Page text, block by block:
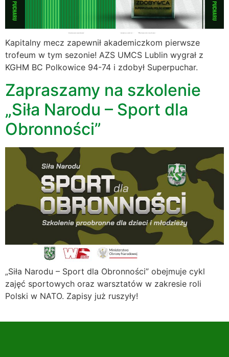
Kapitalny mecz zapewnił akademiczkom pierwsze
trofeum w tym sezonie! AZS UMCS Lublin wygrał z
KGHM BC Polkowice 94-74 i zdobył Superpuchar.
Zapraszamy na szkolenie
„Siła Narodu – Sport dla
Obronności”
„Siła Narodu – Sport dla Obronności” obejmuje cykl
zajęć sportowych oraz warsztatów w zakresie roli
Polski w NATO. Zapisy już ruszyły!